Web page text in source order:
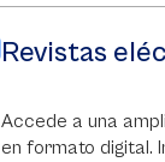
Revistas
Accede a una
en formato digital.